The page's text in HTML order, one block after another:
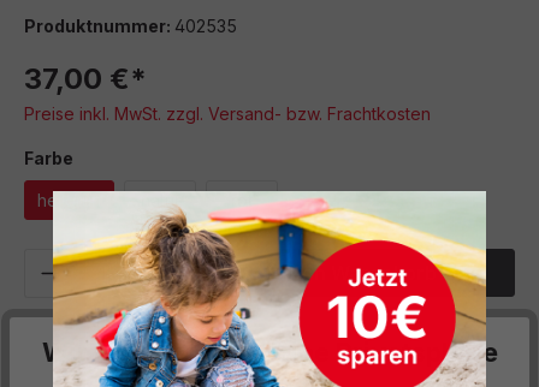
Produktnummer: 402535
37,00 €*
Preise inkl. MwSt. zzgl. Versand- bzw. Frachtkosten
Farbe
hellgrün natur
Produkt Anzahl: Gib denIn den Warenkorb
Sofort verfügbar, Lieferzeit: 5 Werktage
Wir respektieren deine Privatsphäre